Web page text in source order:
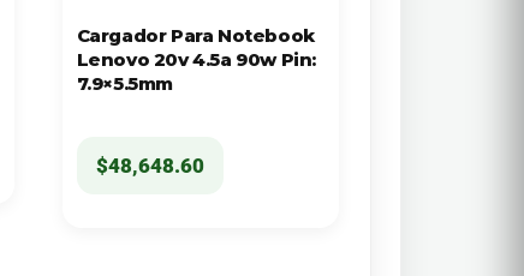
Cargador Para Notebook
Lenovo 20v 4.5a 90w Pin:
7.9×5.5mm
$48,648.60